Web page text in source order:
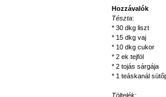
Hozzávalók
Tészta:
* 30 dkg liszt
* 15 dkg vaj
* 10 dkg cukor
* 2 ek tejföl
* 2 tojás sárgája
* 1 teáskanál
Töltelék: